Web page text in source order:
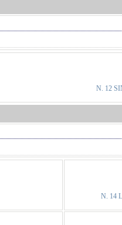
N. 12
N. 14